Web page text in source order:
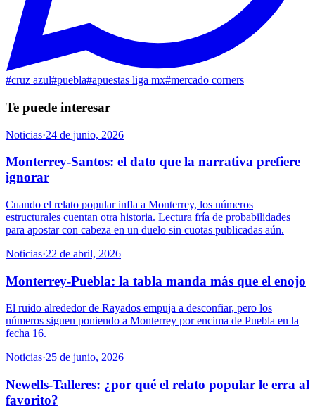
#cruz azul#puebla#apuestas liga mx#mercado corners
Te puede interesar
Noticias·24 de junio, 2026
Monterrey-Santos: el dato que la narrativa prefiere
ignorar
Cuando el relato popular infla a Monterrey, los números
estructurales cuentan otra historia. Lectura fría de probabilidades
para apostar con cabeza en un duelo sin cuotas publicadas aún.
Noticias·22 de abril, 2026
Monterrey-Puebla: la tabla manda más que el enojo
El ruido alrededor de Rayados empuja a desconfiar, pero los
números siguen poniendo a Monterrey por encima de Puebla en la
fecha 16.
Noticias·25 de junio, 2026
Newells-Talleres: ¿por qué el relato popular le erra al
favorito?